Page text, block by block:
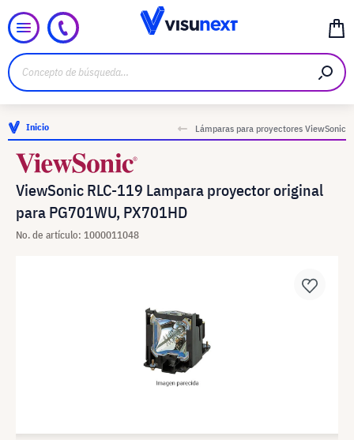
Inicio Lámparas para proyectores ViewSonic
ViewSonic RLC-119 Lampara proyector original
para PG701WU, PX701HD
No. de artículo: 1000011048